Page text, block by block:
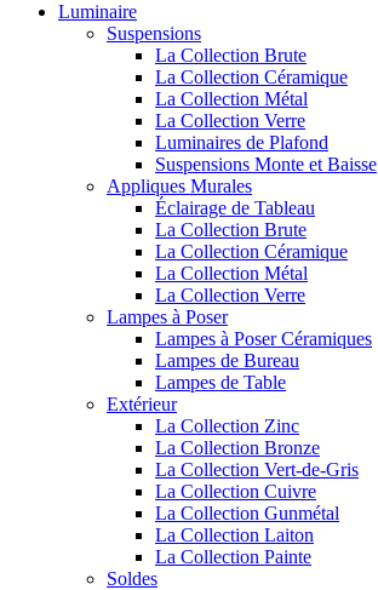
Luminaire
Suspensions
La Collection Brute
La Collection Céramique
La Collection Métal
La Collection Verre
Luminaires de Plafond
Suspensions Monte et Baisse
Appliques Murales
Éclairage de Tableau
La Collection Brute
La Collection Céramique
La Collection Métal
La Collection Verre
Lampes à Poser
Lampes à Poser Céramiques
Lampes de Bureau
Lampes de Table
Extérieur
La Collection Zinc
La Collection Bronze
La Collection Vert-de-Gris
La Collection Cuivre
La Collection Gunmétal
La Collection Laiton
La Collection Painte
Soldes